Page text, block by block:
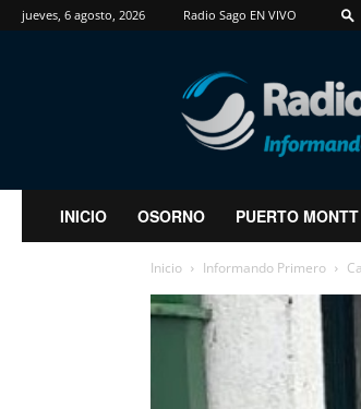
jueves, 6 agosto, 2026 Radio Sago EN VIVO
RadioSago
INICIO OSORNO PUERTO MONTT
Inicio Informando Primero